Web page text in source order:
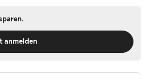
anmelden